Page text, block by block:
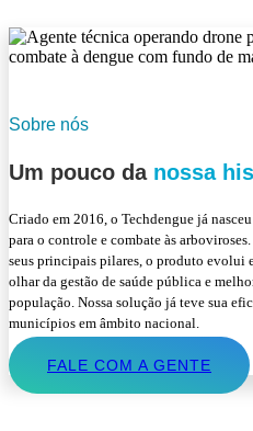
Sobre nós
Um pouco danossa
Criado em 2016, o Techdengue já
para o controle e combate às
seus principais pilares, o produto evolui
olhar da gestão de saúde pública e
população. Nossa solução já teve sua
municípios em âmbito nacional.
FALE COM A GENTE